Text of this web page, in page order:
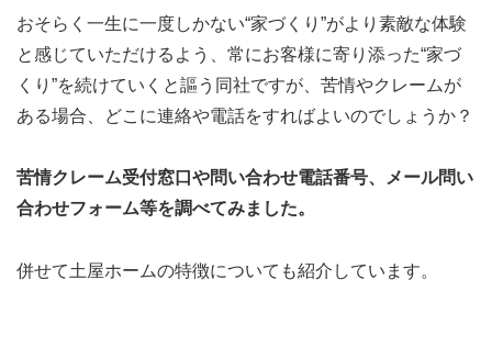
おそらく一生に一度しかない“家づくり”がより素敵な体験
と感じていただけるよう、常にお客様に寄り添った“家づ
くり”を続けていくと謳う同社ですが、苦情やクレームが
ある場合、どこに連絡や電話をすればよいのでしょうか？
苦情クレーム受付窓口や問い合わせ電話番号、メール問い
合わせフォーム等を調べてみました。
併せて土屋ホームの特徴についても紹介しています。